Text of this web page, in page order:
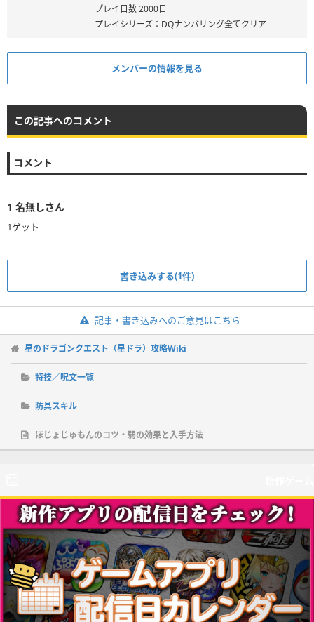
プレイ日数 2000日
プレイシリーズ：DQナンバリング全てクリア
メンバーの情報を見る
この記事へのコメント
コメント
1 名無しさん
1ゲット
書き込みする(1件)
記事・書き込みへのご意見はこちら
星のドラゴンクエスト（星ドラ）攻略Wiki
特技／呪文一覧
防具スキル
ほじょじゅもんのコツ・弱の効果と入手方法